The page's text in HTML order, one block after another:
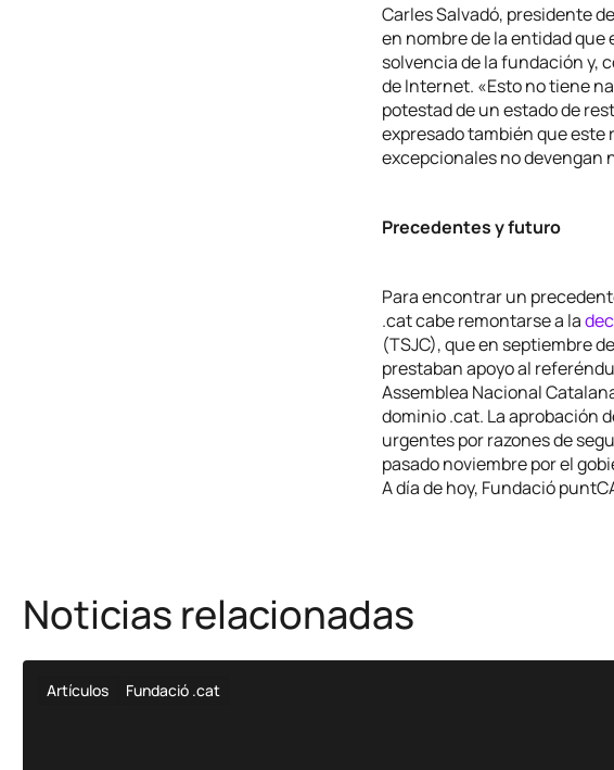
Carles Salvadó, presidente
en nombre de la entidad
solvencia de la fundación y,
de Internet. «Esto no tiene
potestad de un estado de
expresado también que este
excepcionales no devengan
Precedentes y futuro
Para encontrar un
.cat cabe remontarse a la
(TSJC), que en septiembre
prestaban apoyo al
Assemblea Nacional
dominio .cat. La aprobación
urgentes por razones de
pasado noviembre por el
A día de hoy, Fundació
Noticias relacionadas
Artículos Fundació .cat